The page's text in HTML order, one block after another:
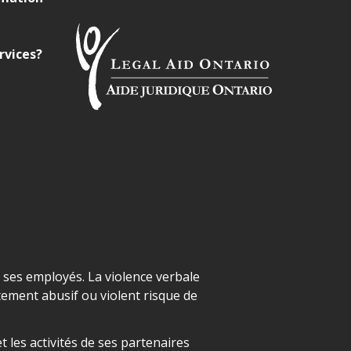
employés. La violence verbale
abusif ou violent risque de
les activités de ses partenaires